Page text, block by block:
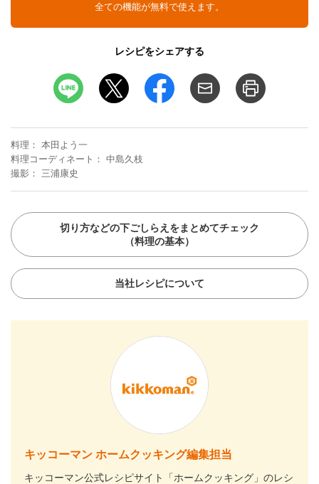
全ての機能が無料で使えます。
レシピをシェアする
料理
本田よう一
料理コーディネート
中島久枝
撮影
三浦康史
切り方などの下ごしらえをまとめてチェック
（料理の基本）
当社レシピについて
キッコーマン ホームクッキング編集担当
キッコーマン公式レシピサイト「ホームクッキング」のレシ